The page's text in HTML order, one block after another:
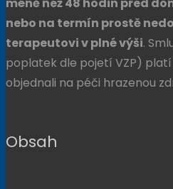
méně než 48 hodin před
nebo na termín prostě
terapeutovi v plné výši.
poplatek dle pojetí VZP)
objednali na péči hrazenou
Obsah